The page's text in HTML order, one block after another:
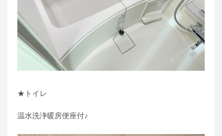
★トイレ
温水洗浄暖房便座付♪